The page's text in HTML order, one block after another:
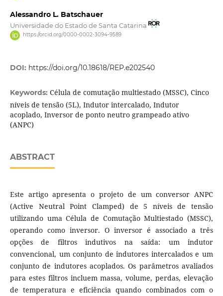
Alessandro L. Batschauer
Universidade do Estado de Santa Catarina
https://orcid.org/0000-0002-3094-9589
DOI: https://doi.org/10.18618/REP.e202540
Keywords: Célula de comutação multiestado (MSSC), Cinco
níveis de tensão (5L), Indutor intercalado, Indutor
acoplado, Inversor de ponto neutro grampeado ativo
(ANPC)
ABSTRACT
Este artigo apresenta o projeto de um conversor ANPC
(Active Neutral Point Clamped) de 5 níveis de tensão
utilizando uma Célula de Comutação Multiestado (MSSC),
operando como inversor. O inversor é associado a três
opções de filtros indutivos na saída: um indutor
convencional, um conjunto de indutores intercalados e um
conjunto de indutores acoplados. Os parâmetros avaliados
para estes filtros incluem massa, volume, perdas, elevação
de temperatura e eficiência quando combinados com o